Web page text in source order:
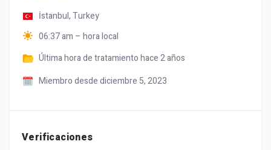
İstanbul,Turkey
06:37 am – hora local
Última hora de tratamientohace 2 años
Miembro desde diciembre 5, 2023
Verificaciones